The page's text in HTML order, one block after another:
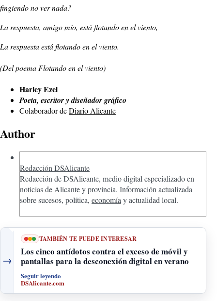
fingiendo no ver nada?
La respuesta, amigo mío, está flotando en el viento,
La respuesta está flotando en el viento.
(Del poema Flotando en el viento)
Harley Ezel
Poeta, escritor y diseñador gráfico
Colaborador deDiario Alicante
Author
Redacción DSAlicante
Redacción de DSAlicante, medio digital especializado en
noticias de Alicante y provincia. Información actualizada
sobre sucesos, política, economíay actualidad local.
→
TAMBIÉN TE PUEDE INTERESAR
Los cinco antídotos contra el exceso de móvil y
pantallas para la desconexión digital en verano
Seguir leyendo
DSAlicante.com